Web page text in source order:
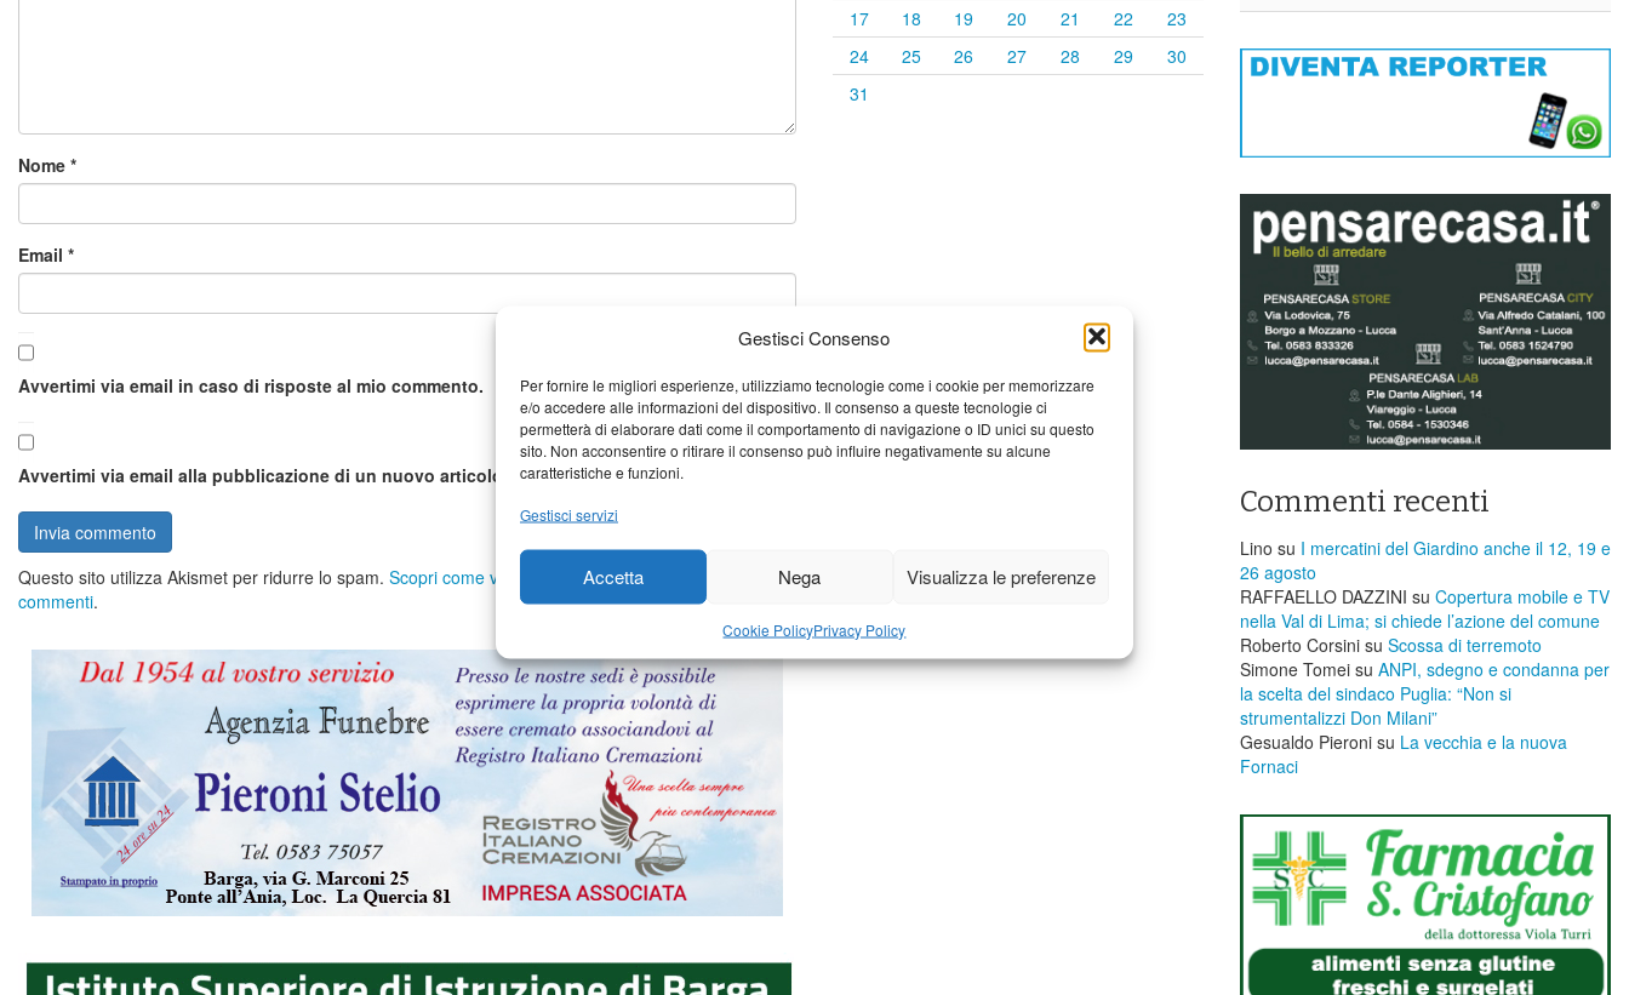
Gestisci Consenso
Per fornire le migliori esperienze, utilizziamo tecnologie come i cookie per memorizzare
e/o accedere alle informazioni del dispositivo. Il consenso a queste tecnologie ci
permetterà di elaborare dati come il comportamento di navigazione o ID unici su questo
sito. Non acconsentire o ritirare il consenso può influire negativamente su alcune
caratteristiche e funzioni.
Gestisci servizi
Accetta Nega Visualizza le preferenze
Cookie PolicyPrivacy Policy
Nome *
Email *
Avvertimi via email in caso di risposte al mio commento.
Avvertimi via email alla pubblicazione di un nuovo articolo.
Questo sito utilizza Akismet per ridurre lo spam. Scopri come vengono elaborati i dati derivati dai
commenti.
17
18 19 20 21 22
23
24
25 26 27 28 29
30
31
Commenti recenti
Lino su I mercatini del Giardino anche il 12, 19 e
26 agosto
RAFFAELLO DAZZINI su ​Copertura mobile e TV
nella Val di Lima; si chiede l’azione del comune
Roberto Corsini su Scossa di terremoto
Simone Tomei su ANPI, sdegno e condanna per
la scelta del sindaco Puglia: “Non si
strumentalizzi Don Milani”
Gesualdo Pieroni su La vecchia e la nuova
Fornaci